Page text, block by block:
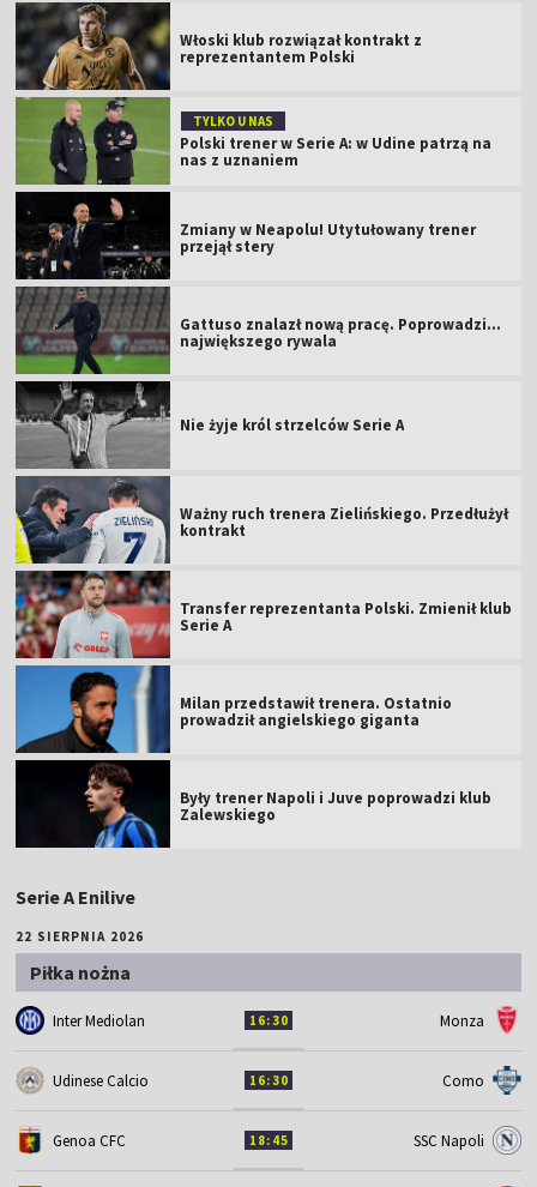
Włoski klub rozwiązał kontrakt z
reprezentantem Polski
TYLKO U NAS
Polski trener w Serie A: w Udine patrzą na
nas z uznaniem
Zmiany w Neapolu! Utytułowany trener
przejął stery
Gattuso znalazł nową pracę. Poprowadzi...
największego rywala
Nie żyje król strzelców Serie A
Ważny ruch trenera Zielińskiego. Przedłużył
kontrakt
Transfer reprezentanta Polski. Zmienił klub
Serie A
Milan przedstawił trenera. Ostatnio
prowadził angielskiego giganta
Były trener Napoli i Juve poprowadzi klub
Zalewskiego
Serie A Enilive
22 SIERPNIA 2026
Piłka nożna
Inter Mediolan 16:30 Monza
Udinese Calcio 16:30 Como
Genoa CFC 18:45 SSC Napoli